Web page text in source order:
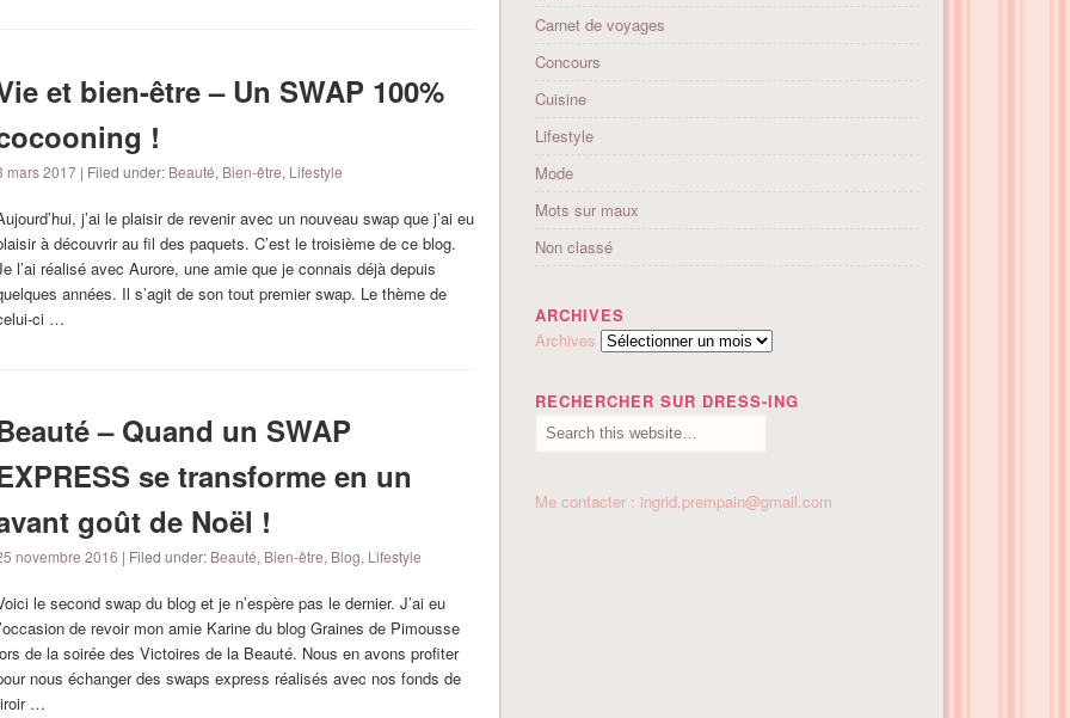
et bien-être – Un SWAP 100%
!
mars 2017| Filed under: Beauté, Bien-être, Lifestyle
j’ai le plaisir de revenir avec un nouveau swap que j’ai eu
à découvrir au fil des paquets. C’est le troisième de ce blog.
l’ai réalisé avec Aurore, une amie que je connais déjà depuis
années. Il s’agit de son tout premier swap. Le thème de
ci …
– Quand un SWAP
se transforme en un
goût de Noël !
novembre 2016 | Filed under: Beauté, Bien-être, Blog, Lifestyle
le second swap du blog et je n’espère pas le dernier. J’ai eu
de revoir mon amie Karine du blog Graines de Pimousse
de la soirée des Victoires de la Beauté. Nous en avons profiter
nous échanger des swaps express réalisés avec nos fonds de
…
Carnet de voyages
Concours
Cuisine
Lifestyle
Mode
Mots sur maux
Non classé
ARCHIVES
Archives
RECHERCHER SUR DRESS-ING
Me contacter : ingrid.prempain@gmail.com